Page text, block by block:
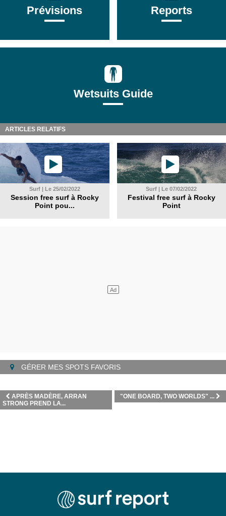
Prévisions Reports
Wetsuits Guide
ARTICLES RELATIFS
Surf | Le 25/02/2022
Session free surf à Rocky
Point pou...
Surf | Le 07/02/2022
Festival free surf à Rocky
Point
GÉRER MES SPOTS FAVORIS
"ONE BOARD, TWO WORLDS" ...
APRÈS MADÈRE, ARRAN
STRONG PREND LA...